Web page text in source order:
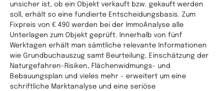
unsicher ist, ob ein Objekt verkauft bzw. gekauft werden
soll, erhält so eine fundierte Entscheidungsbasis. Zum
Fixpreis von € 490 werden bei der ImmoAnalyse alle
Unterlagen zum Objekt geprüft. Innerhalb von fünf
Werktagen erhält man sämtliche relevante Informationen
wie Grundbuchauszug samt Beurteilung, Einschätzung der
Naturgefahren-Risiken, Flächenwidmungs- und
Bebauungsplan und vieles mehr – erweitert um eine
schriftliche Marktanalyse und eine seriöse